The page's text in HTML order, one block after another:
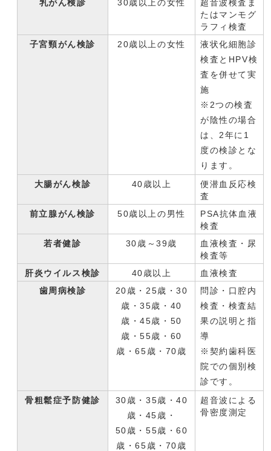
乳がん検診
30歳以上の女性
超音波検査ま
たはマンモグ
ラフィ検査
子宮頸がん検診
20歳以上の女性
液状化細胞診
検査とHPV検
査を併せて実
施
※2つの検査
が陰性の場合
は、2年に1
度の検診とな
ります。
大腸がん検診 40歳以上
便潜血反応検
査
前立腺がん検診
50歳以上の男性
PSA抗体血液
検査
若者健診
30歳～39歳
血液検査・尿
検査等
肝炎ウイルス検診
40歳以上
血液検査
歯周病検診
20歳・25歳・30
歳・35歳・40
歳・45歳・50
歳・55歳・60
歳・65歳・70歳
問診・口腔内
検査・検査結
果の説明と指
導
※契約歯科医
院での個別検
診です。
骨粗鬆症予防健診
30歳・35歳・40
歳・45歳・
50歳・55歳・60
歳・65歳・70歳
超音波による
骨密度測定